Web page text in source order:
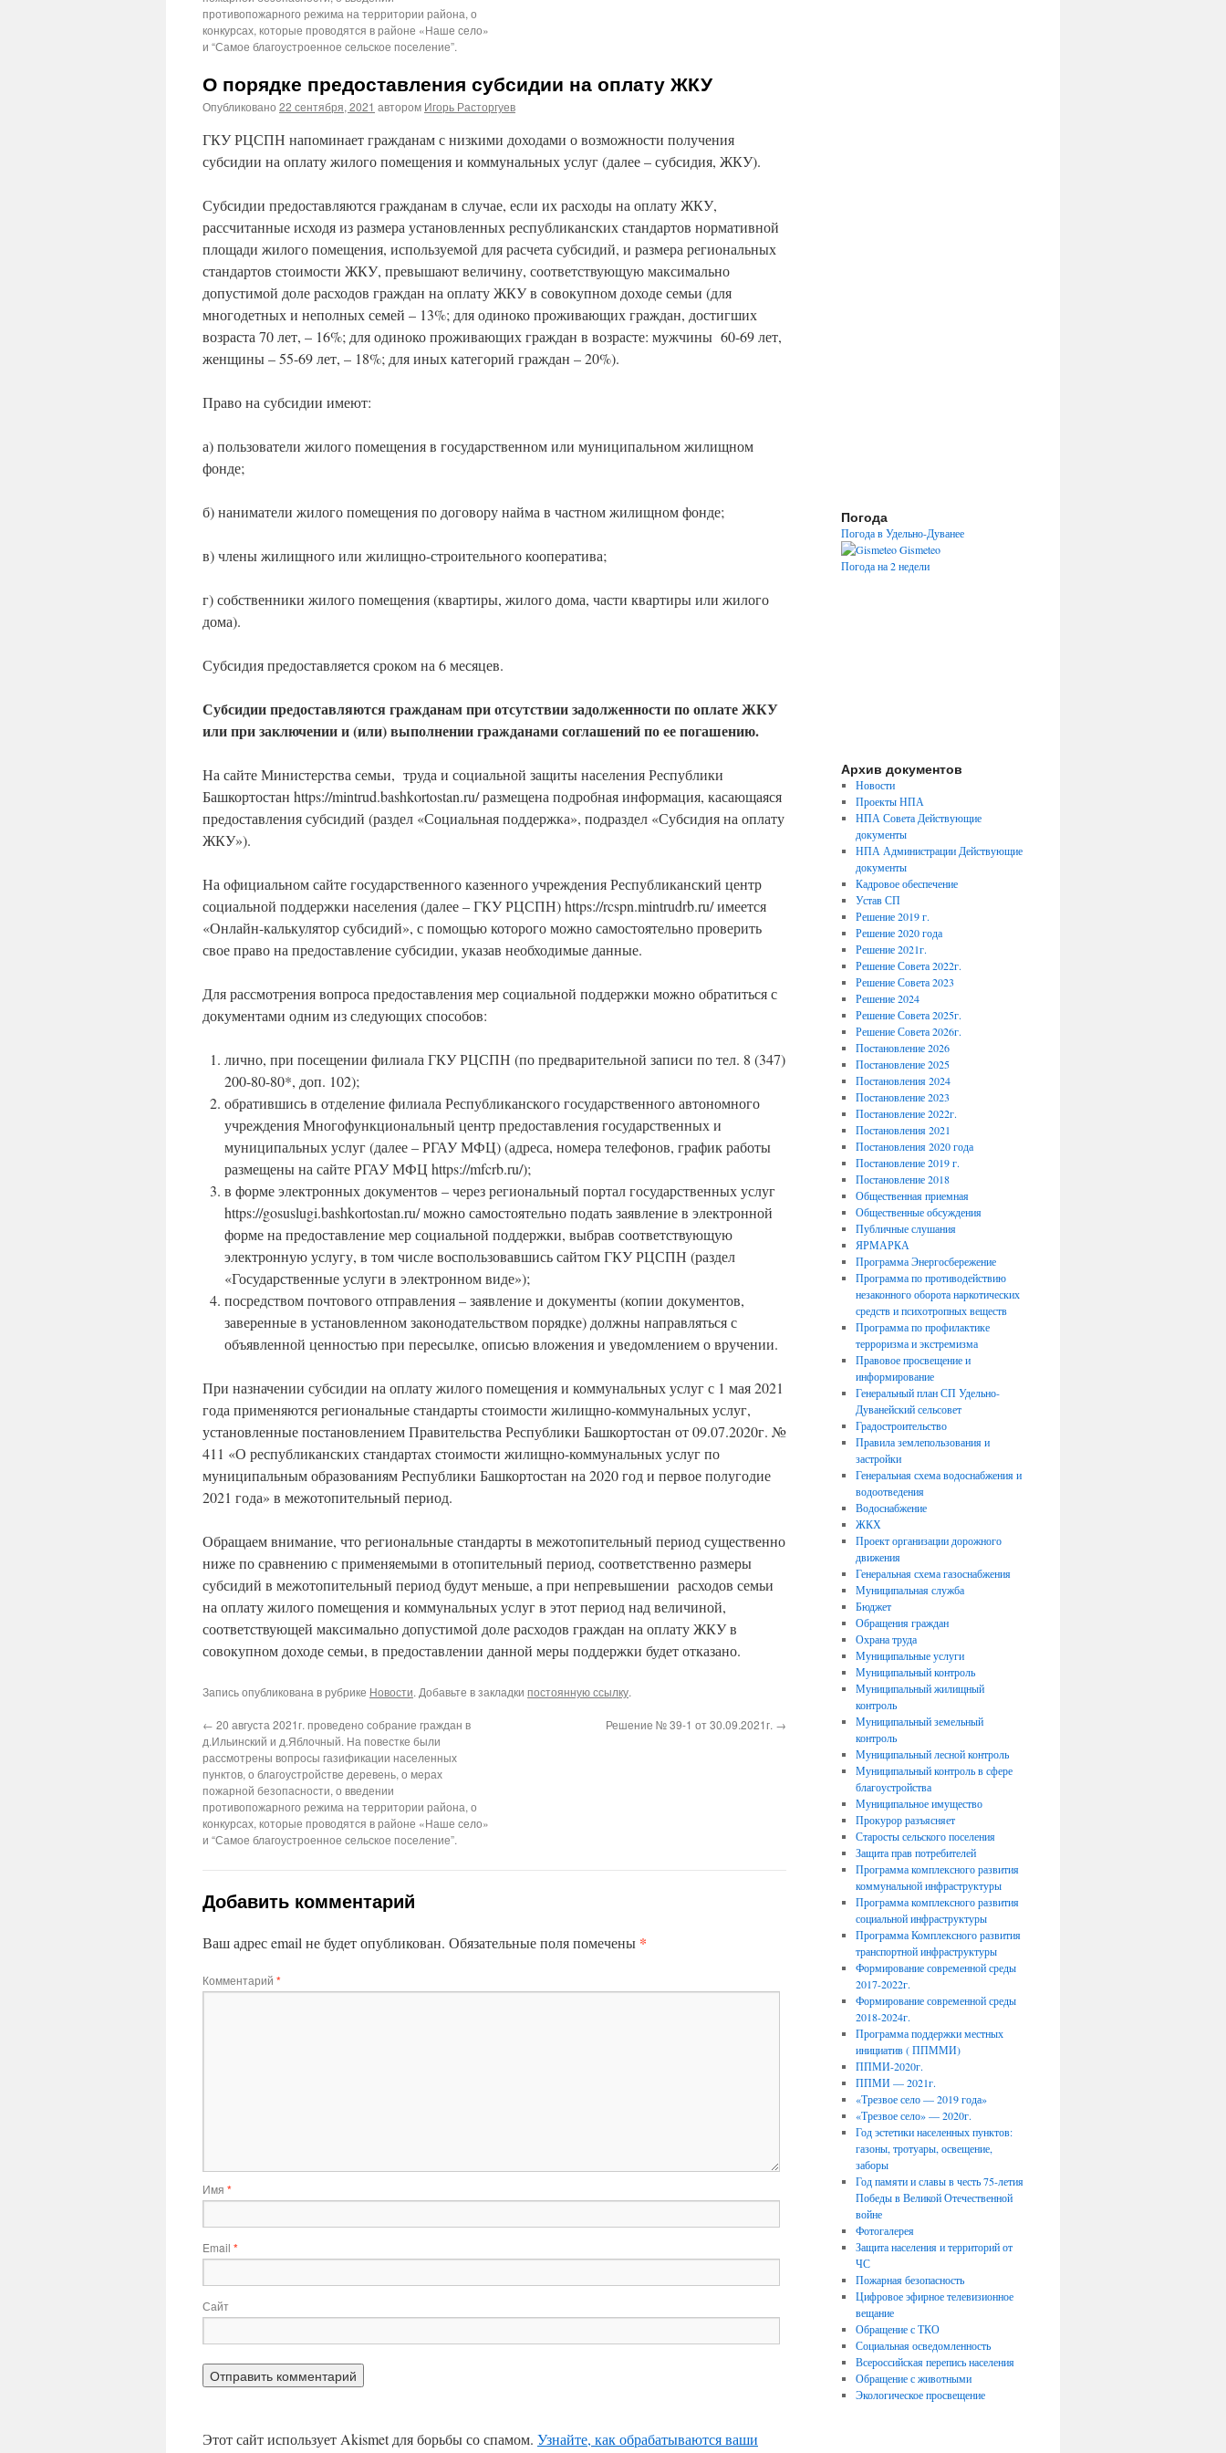
противопожарного режима на территории района, о
конкурсах, которые проводятся в районе «Наше село»
и “Самое благоустроенное сельское поселение”.
О порядке предоставления субсидии на оплату ЖКУ
Опубликовано 22 сентября, 2021 автором Игорь Расторгуев
ГКУ РЦСПН напоминает гражданам с низкими доходами о возможности получения
субсидии на оплату жилого помещения и коммунальных услуг (далее – субсидия, ЖКУ).
Субсидии предоставляются гражданам в случае, если их расходы на оплату ЖКУ,
рассчитанные исходя из размера установленных республиканских стандартов нормативной
площади жилого помещения, используемой для расчета субсидий, и размера региональных
стандартов стоимости ЖКУ, превышают величину, соответствующую максимально
допустимой доле расходов граждан на оплату ЖКУ в совокупном доходе семьи (для
многодетных и неполных семей – 13%; для одиноко проживающих граждан, достигших
возраста 70 лет, – 16%; для одиноко проживающих граждан в возрасте: мужчины 60-69 лет,
женщины – 55-69 лет, – 18%; для иных категорий граждан – 20%).
Право на субсидии имеют:
а) пользователи жилого помещения в государственном или муниципальном жилищном
фонде;
б) наниматели жилого помещения по договору найма в частном жилищном фонде;
в) члены жилищного или жилищно-строительного кооператива;
г) собственники жилого помещения (квартиры, жилого дома, части квартиры или жилого
дома).
Субсидия предоставляется сроком на 6 месяцев.
Субсидии предоставляются гражданам при отсутствии задолженности по оплате ЖКУ
или при заключении и (или) выполнении гражданами соглашений по ее погашению.
На сайте Министерства семьи, труда и социальной защиты населения Республики
Башкортостан https://mintrud.bashkortostan.ru/ размещена подробная информация, касающаяся
предоставления субсидий (раздел «Социальная поддержка», подраздел «Субсидия на оплату
ЖКУ»).
На официальном сайте государственного казенного учреждения Республиканский центр
социальной поддержки населения (далее – ГКУ РЦСПН) https://rcspn.mintrudrb.ru/ имеется
«Онлайн-калькулятор субсидий», с помощью которого можно самостоятельно проверить
свое право на предоставление субсидии, указав необходимые данные.
Для рассмотрения вопроса предоставления мер социальной поддержки можно обратиться с
документами одним из следующих способов:
лично, при посещении филиала ГКУ РЦСПН (по предварительной записи по тел. 8 (347)
200-80-80*, доп. 102);
обратившись в отделение филиала Республиканского государственного автономного
учреждения Многофункциональный центр предоставления государственных и
муниципальных услуг (далее – РГАУ МФЦ) (адреса, номера телефонов, график работы
размещены на сайте РГАУ МФЦ https://mfcrb.ru/);
в форме электронных документов – через региональный портал государственных услуг
https://gosuslugi.bashkortostan.ru/ можно самостоятельно подать заявление в электронной
форме на предоставление мер социальной поддержки, выбрав соответствующую
электронную услугу, в том числе воспользовавшись сайтом ГКУ РЦСПН (раздел
«Государственные услуги в электронном виде»);
посредством почтового отправления – заявление и документы (копии документов,
заверенные в установленном законодательством порядке) должны направляться с
объявленной ценностью при пересылке, описью вложения и уведомлением о вручении.
При назначении субсидии на оплату жилого помещения и коммунальных услуг с 1 мая 2021
года применяются региональные стандарты стоимости жилищно-коммунальных услуг,
установленные постановлением Правительства Республики Башкортостан от 09.07.2020г. №
411 «О республиканских стандартах стоимости жилищно-коммунальных услуг по
муниципальным образованиям Республики Башкортостан на 2020 год и первое полугодие
2021 года» в межотопительный период.
Обращаем внимание, что региональные стандарты в межотопительный период существенно
ниже по сравнению с применяемыми в отопительный период, соответственно размеры
субсидий в межотопительный период будут меньше, а при непревышении расходов семьи
на оплату жилого помещения и коммунальных услуг в этот период над величиной,
соответствующей максимально допустимой доле расходов граждан на оплату ЖКУ в
совокупном доходе семьи, в предоставлении данной меры поддержки будет отказано.
Запись опубликована в рубрике Новости. Добавьте в закладки постоянную ссылку.
← 20 августа 2021г. проведено собрание граждан в
д.Ильинский и д.Яблочный. На повестке были
рассмотрены вопросы газификации населенных
пунктов, о благоустройстве деревень, о мерах
пожарной безопасности, о введении
противопожарного режима на территории района, о
конкурсах, которые проводятся в районе «Наше село»
и “Самое благоустроенное сельское поселение”.
Решение № 39-1 от 30.09.2021г. →
Добавить комментарий
Ваш адрес email не будет опубликован. Обязательные поля помечены *
Комментарий *
Имя *
Email *
Сайт
Этот сайт использует Akismet для борьбы со спамом. Узнайте, как обрабатываются ваши
Погода
Погода в Удельно-Дуванее
Gismeteo
Погода на 2 недели
Архив документов
Новости
Проекты НПА
НПА Совета Действующие
документы
НПА Администрации Действующие
документы
Кадровое обеспечение
Устав СП
Решение 2019 г.
Решение 2020 года
Решение 2021г.
Решение Совета 2022г.
Решение Совета 2023
Решение 2024
Решение Совета 2025г.
Решение Совета 2026г.
Постановление 2026
Постановление 2025
Постановления 2024
Постановление 2023
Постановление 2022г.
Постановления 2021
Постановления 2020 года
Постановление 2019 г.
Постановление 2018
Общественная приемная
Общественные обсуждения
Публичные слушания
ЯРМАРКА
Программа Энергосбережение
Программа по противодействию
незаконного оборота наркотических
средств и психотропных веществ
Программа по профилактике
терроризма и экстремизма
Правовое просвещение и
информирование
Генеральный план СП Удельно-
Дуванейский сельсовет
Градостроительство
Правила землепользования и
застройки
Генеральная схема водоснабжения и
водоотведения
Водоснабжение
ЖКХ
Проект организации дорожного
движения
Генеральная схема газоснабжения
Муниципальная служба
Бюджет
Обращения граждан
Охрана труда
Муниципальные услуги
Муниципальный контроль
Муниципальный жилищный
контроль
Муниципальный земельный
контроль
Муниципальный лесной контроль
Муниципальный контроль в сфере
благоустройства
Муниципальное имущество
Прокурор разъясняет
Старосты сельского поселения
Защита прав потребителей
Программа комплексного развития
коммунальной инфраструктуры
Программа комплексного развития
социальной инфраструктуры
Программа Комплексного развития
транспортной инфраструктуры
Формирование современной среды
2017-2022г.
Формирование современной среды
2018-2024г.
Программа поддержки местных
инициатив ( ППММИ)
ППМИ-2020г.
ППМИ — 2021г.
«Трезвое село — 2019 года»
«Трезвое село» — 2020г.
Год эстетики населенных пунктов:
газоны, тротуары, освещение,
заборы
Год памяти и славы в честь 75-летия
Победы в Великой Отечественной
войне
Фотогалерея
Защита населения и территорий от
ЧС
Пожарная безопасность
Цифровое эфирное телевизионное
вещание
Обращение с ТКО
Социальная осведомленность
Всероссийская перепись населения
Обращение с животными
Экологическое просвещение